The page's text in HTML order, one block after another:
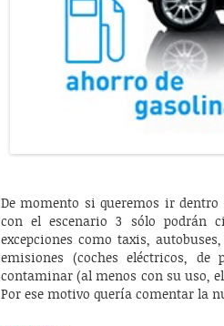
De momento si queremos ir
con el escenario 3 sólo podrán
excepciones como taxis,
emisiones (coches eléctricos,
contaminar (al menos con su uso,
Por ese motivo quería comentar la